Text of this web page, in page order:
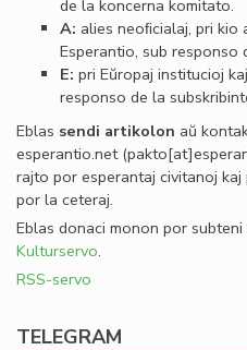
de la koncerna komitato.
A: alies neoﬁcialaj, pri
Esperantio, sub responso
E: pri Eŭropaj institucioj
responso de la
Eblas sendi artikolon aŭ
esperantio.net
rajto por esperantaj civitanoj
por la ceteraj.
Eblas donaci monon por subteni
Kulturservo.
RSS-servo
TELEGRAM